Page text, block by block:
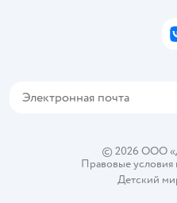
Политика
© 2026 ООО
Правовые условия
Детский